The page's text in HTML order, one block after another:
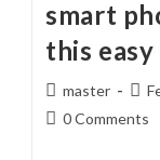
smart
this
Post
author:
master
Post0 Comments